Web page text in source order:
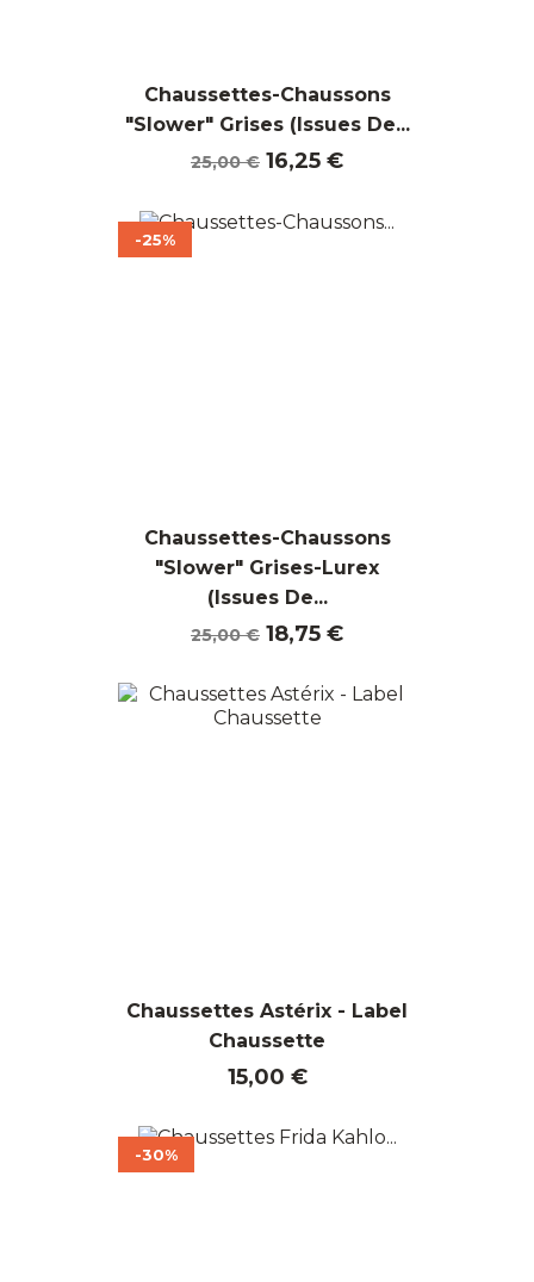
Chaussettes-Chaussons
"Slower" Grises (Issues De...
Prix
25,00 € Prix
16,25 €
Chaussettes-Chaussons
"Slower" Grises-Lurex
(Issues De...
Prix
25,00 € Prix
18,75 €
-25%
Chaussettes Astérix - Label
Chaussette
Prix
15,00 €
-30%